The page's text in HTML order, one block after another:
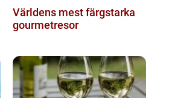
Världens mest färgstarka
gourmetresor